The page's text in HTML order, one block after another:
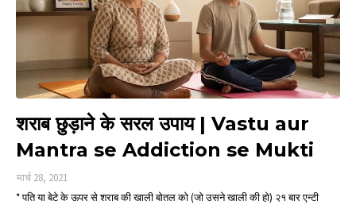
शराब छुड़ाने के सरल उपाय | Vastu aur
Mantra se Addiction se Mukti
मार्च 28, 2021
* पति या बेटे के ऊपर से शराब की खाली बोतल को (जो उसने खाली की हो) २१ बार एन्टी